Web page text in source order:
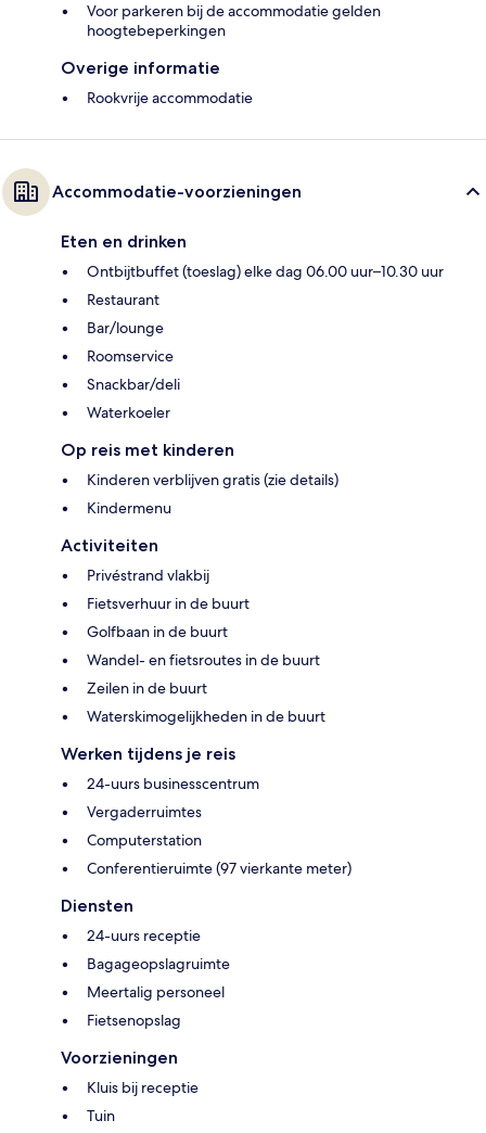
Voor parkeren bij de accommodatie gelden
hoogtebeperkingen
Overige informatie
Rookvrije accommodatie
Accommodatie-voorzieningen
Eten en drinken
Ontbijtbuffet (toeslag) elke dag 06.00 uur–10.30 uur
Restaurant
Bar/lounge
Roomservice
Snackbar/deli
Waterkoeler
Op reis met kinderen
Kinderen verblijven gratis (zie details)
Kindermenu
Activiteiten
Privéstrand vlakbij
Fietsverhuur in de buurt
Golfbaan in de buurt
Wandel- en fietsroutes in de buurt
Zeilen in de buurt
Waterskimogelijkheden in de buurt
Werken tijdens je reis
24-uurs businesscentrum
Vergaderruimtes
Computerstation
Conferentieruimte (97 vierkante meter)
Diensten
24-uurs receptie
Bagageopslagruimte
Meertalig personeel
Fietsenopslag
Voorzieningen
Kluis bij receptie
Tuin